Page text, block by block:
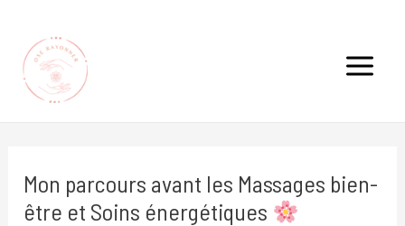
contenu
Menu
Mon parcours avant les Massages bien-
être et Soins énergétiques
articles